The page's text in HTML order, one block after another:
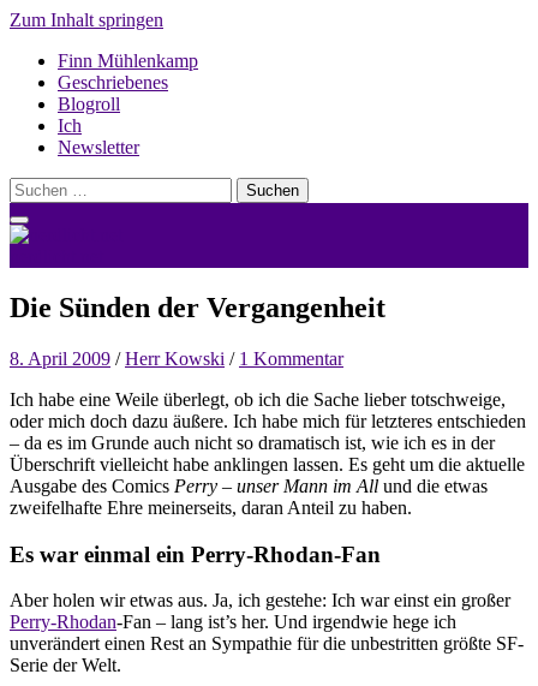
Zum Inhalt springen
Finn Mühlenkamp
Geschriebenes
Blogroll
Ich
Newsletter
Suchen
nach:
Die Sünden der Vergangenheit
8. April 2009 /Herr Kowski / 1 Kommentar
Ich habe eine Weile überlegt, ob ich die Sache lieber totschweige,
oder mich doch dazu äußere. Ich habe mich für letzteres entschieden
– da es im Grunde auch nicht so dramatisch ist, wie ich es in der
Überschrift vielleicht habe anklingen lassen. Es geht um die aktuelle
Ausgabe des Comics Perry – unser Mann im All und die etwas
zweifelhafte Ehre meinerseits, daran Anteil zu haben.
Es war einmal ein Perry-Rhodan-Fan
Aber holen wir etwas aus. Ja, ich gestehe: Ich war einst ein großer
Perry-Rhodan-Fan – lang ist’s her. Und irgendwie hege ich
unverändert einen Rest an Sympathie für die unbestritten größte SF-
Serie der Welt.